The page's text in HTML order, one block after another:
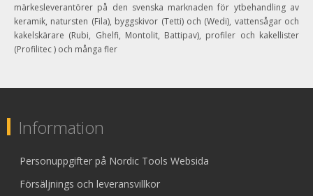
märkesleverantörer på den svenska marknaden för ytbehandling av
keramik, natursten (Fila), byggskivor (Tetti) och (Wedi), vattensågar och
kakelskärare (Rubi, Ghelfi, Montolit, Battipav), profiler och kakellister
(Profilitec ) och många fler
Information
Personuppgifter på Nordic Tools Websida
Försäljnings och leveransvillkor